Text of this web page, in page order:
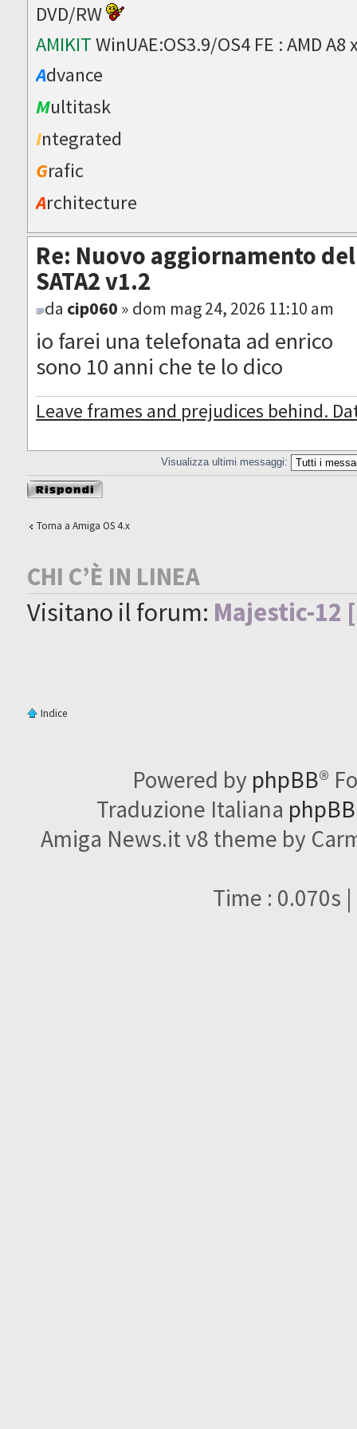
DVD/RW
AMIKITWinUAE:OS3.9/OS4 FE : AMD A8
Advance
Multitask
Integrated
Grafic
Architecture
Re: Nuovo aggiornamento
SATA2 v1.2
da cip060 » dom mag 24, 2026 11:10 am
io farei una telefonata ad enrico
sono 10 anni che te lo dico
Leave frames and prejudices behind.
Visualizza ultimi messaggi:
Rispondi al
messaggio
Torna a Amiga OS 4.x
CHI C’È IN LINEA
Visitano il forum: Majestic-12
Indice
Powered by phpBB®
Traduzione Italiana
Amiga News.it v8 theme by
Time : 0.070s